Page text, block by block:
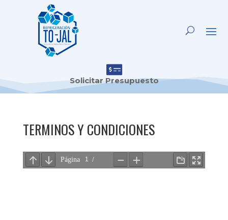

Solicitar Presupuesto
TERMINOS Y CONDICIONES